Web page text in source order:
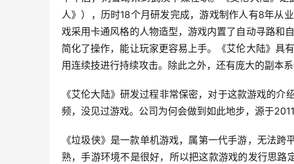
人》），历时18个月研发完成，游戏制作人有8年从
戏采用卡通风格的人物造型，游戏内置了自动寻路和
简化了操作，能让玩家更容易上手。《艾伦大陆》具
用连续技进行持续攻击。除此之外，还有庞大的副本
《艾伦大陆》研发过程非常保密，对于这款游戏的
频，没见过游戏。公司为何会做到如此地步，源于
《垃圾侠》是一款单机游戏，属第一代手游，无法
熟，手游环境不是很好，所以把这款游戏的发行思路